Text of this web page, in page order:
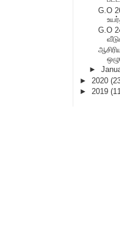
G.O
G.O
►
► 2020
► 2019